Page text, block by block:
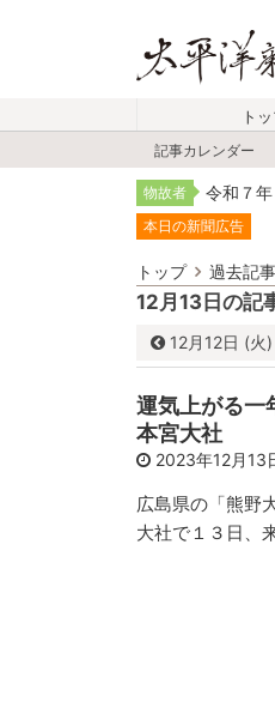
ト
記事カレンダー
物故者 令和７
本日の新聞広告
トップ 過去記事
12月13日の記
12月 12日 (火)
日
26
3
10
運気上がる
本宮大社
2023年12月13
広島県の「熊
大社で１３日、